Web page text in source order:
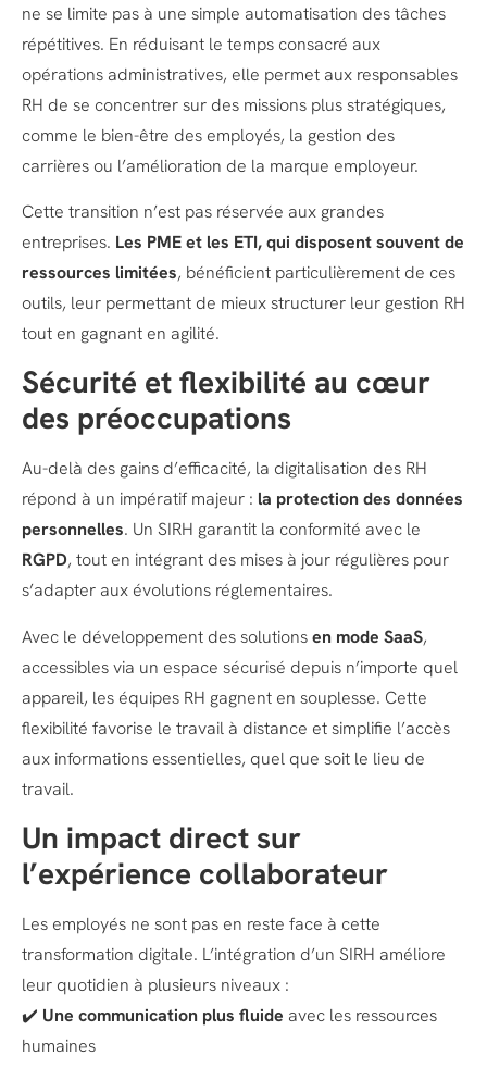
ne se limite pas à une simple automatisation des tâches
répétitives. En réduisant le temps consacré aux
opérations administratives, elle permet aux responsables
RH de se concentrer sur des missions plus stratégiques,
comme le bien-être des employés, la gestion des
carrières ou l’amélioration de la marque employeur.
Cette transition n’est pas réservée aux grandes
entreprises. Les PME et les ETI, qui disposent souvent de
ressources limitées, bénéficient particulièrement de ces
outils, leur permettant de mieux structurer leur gestion RH
tout en gagnant en agilité.
Sécurité et flexibilité au cœur
des préoccupations
Au-delà des gains d’efficacité, la digitalisation des RH
répond à un impératif majeur : la protection des données
personnelles. Un SIRH garantit la conformité avec le
RGPD, tout en intégrant des mises à jour régulières pour
s’adapter aux évolutions réglementaires.
Avec le développement des solutionsen mode SaaS,
accessibles via un espace sécurisé depuis n’importe quel
appareil, les équipes RH gagnent en souplesse. Cette
flexibilité favorise le travail à distance et simplifie l’accès
aux informations essentielles, quel que soit le lieu de
travail.
Un impact direct sur
l’expérience collaborateur
Les employés ne sont pas en reste face à cette
transformation digitale. L’intégration d’un SIRH améliore
leur quotidien à plusieurs niveaux :
✔️ Une communication plus fluide avec les ressources
humaines